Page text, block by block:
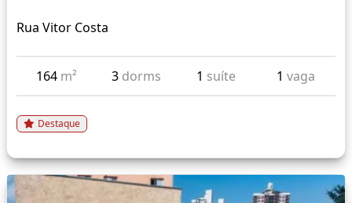
Rua Vitor Costa
164 m² 3 dorms 1 suíte 1 vaga
Destaque